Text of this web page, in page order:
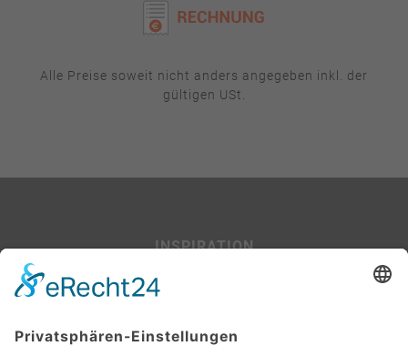
Alle Preise soweit nicht anders angegeben inkl. der
gültigen USt.
INSPIRATION
Beispiel-Projekte
SERVICE